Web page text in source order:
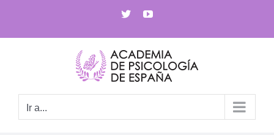
contenido
X YouTube
Ir a...